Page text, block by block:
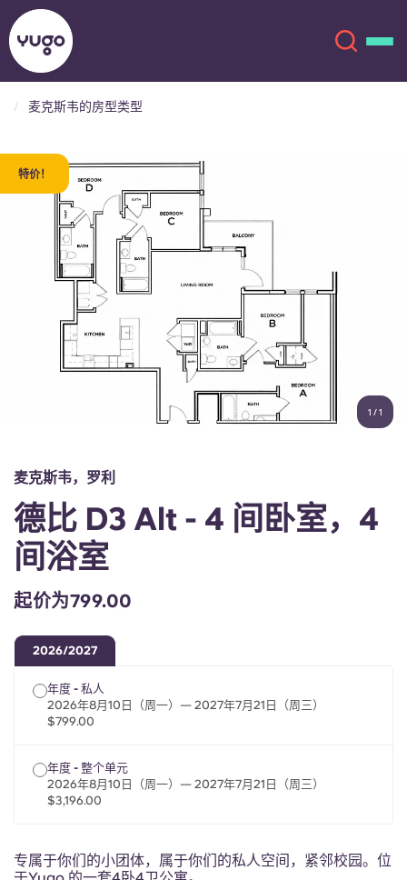
地点
更多
账户
English (GB)
Chinese
登录
English (US)
Chinese Español
Català Deutsch
Italian French
麦克斯韦的房型类型
特价！
1 /1
麦克斯韦，罗利
德比 D3 Alt - 4 间卧室，4
间浴室
起价为799.00
2026/2027
年度 - 私人
2026年8月10日（周一）— 2027年7月21日（周三）
$799.00
年度 - 整个单元
2026年8月10日（周一）— 2027年7月21日（周三）
$3,196.00
专属于你们的小团体，属于你们的私人空间，紧邻校园。位